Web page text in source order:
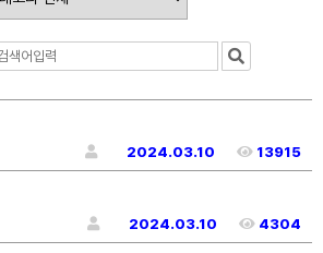
2024.03.10 13915
2024.03.10 4304